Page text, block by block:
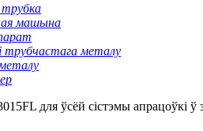
трубка
машына
трубчастага металу